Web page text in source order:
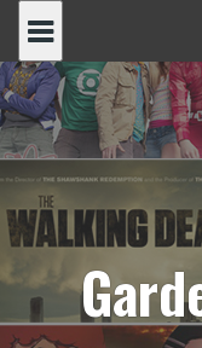
content